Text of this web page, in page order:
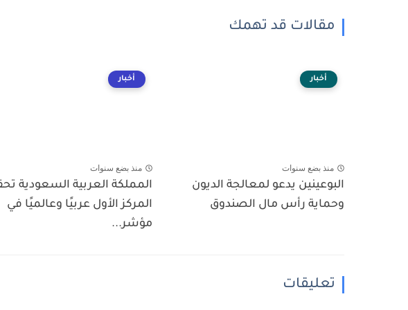
مقالات قد تهمك
أخبار
منذ بضع سنوات
البوعينين يدعو لمعالجة الديون
وحماية رأس مال الصندوق
أخبار
منذ بضع سنوات
المملكة العربية السعودية
المركز الأول عربيًا وعالميًا في
مؤشر...
تعليقات